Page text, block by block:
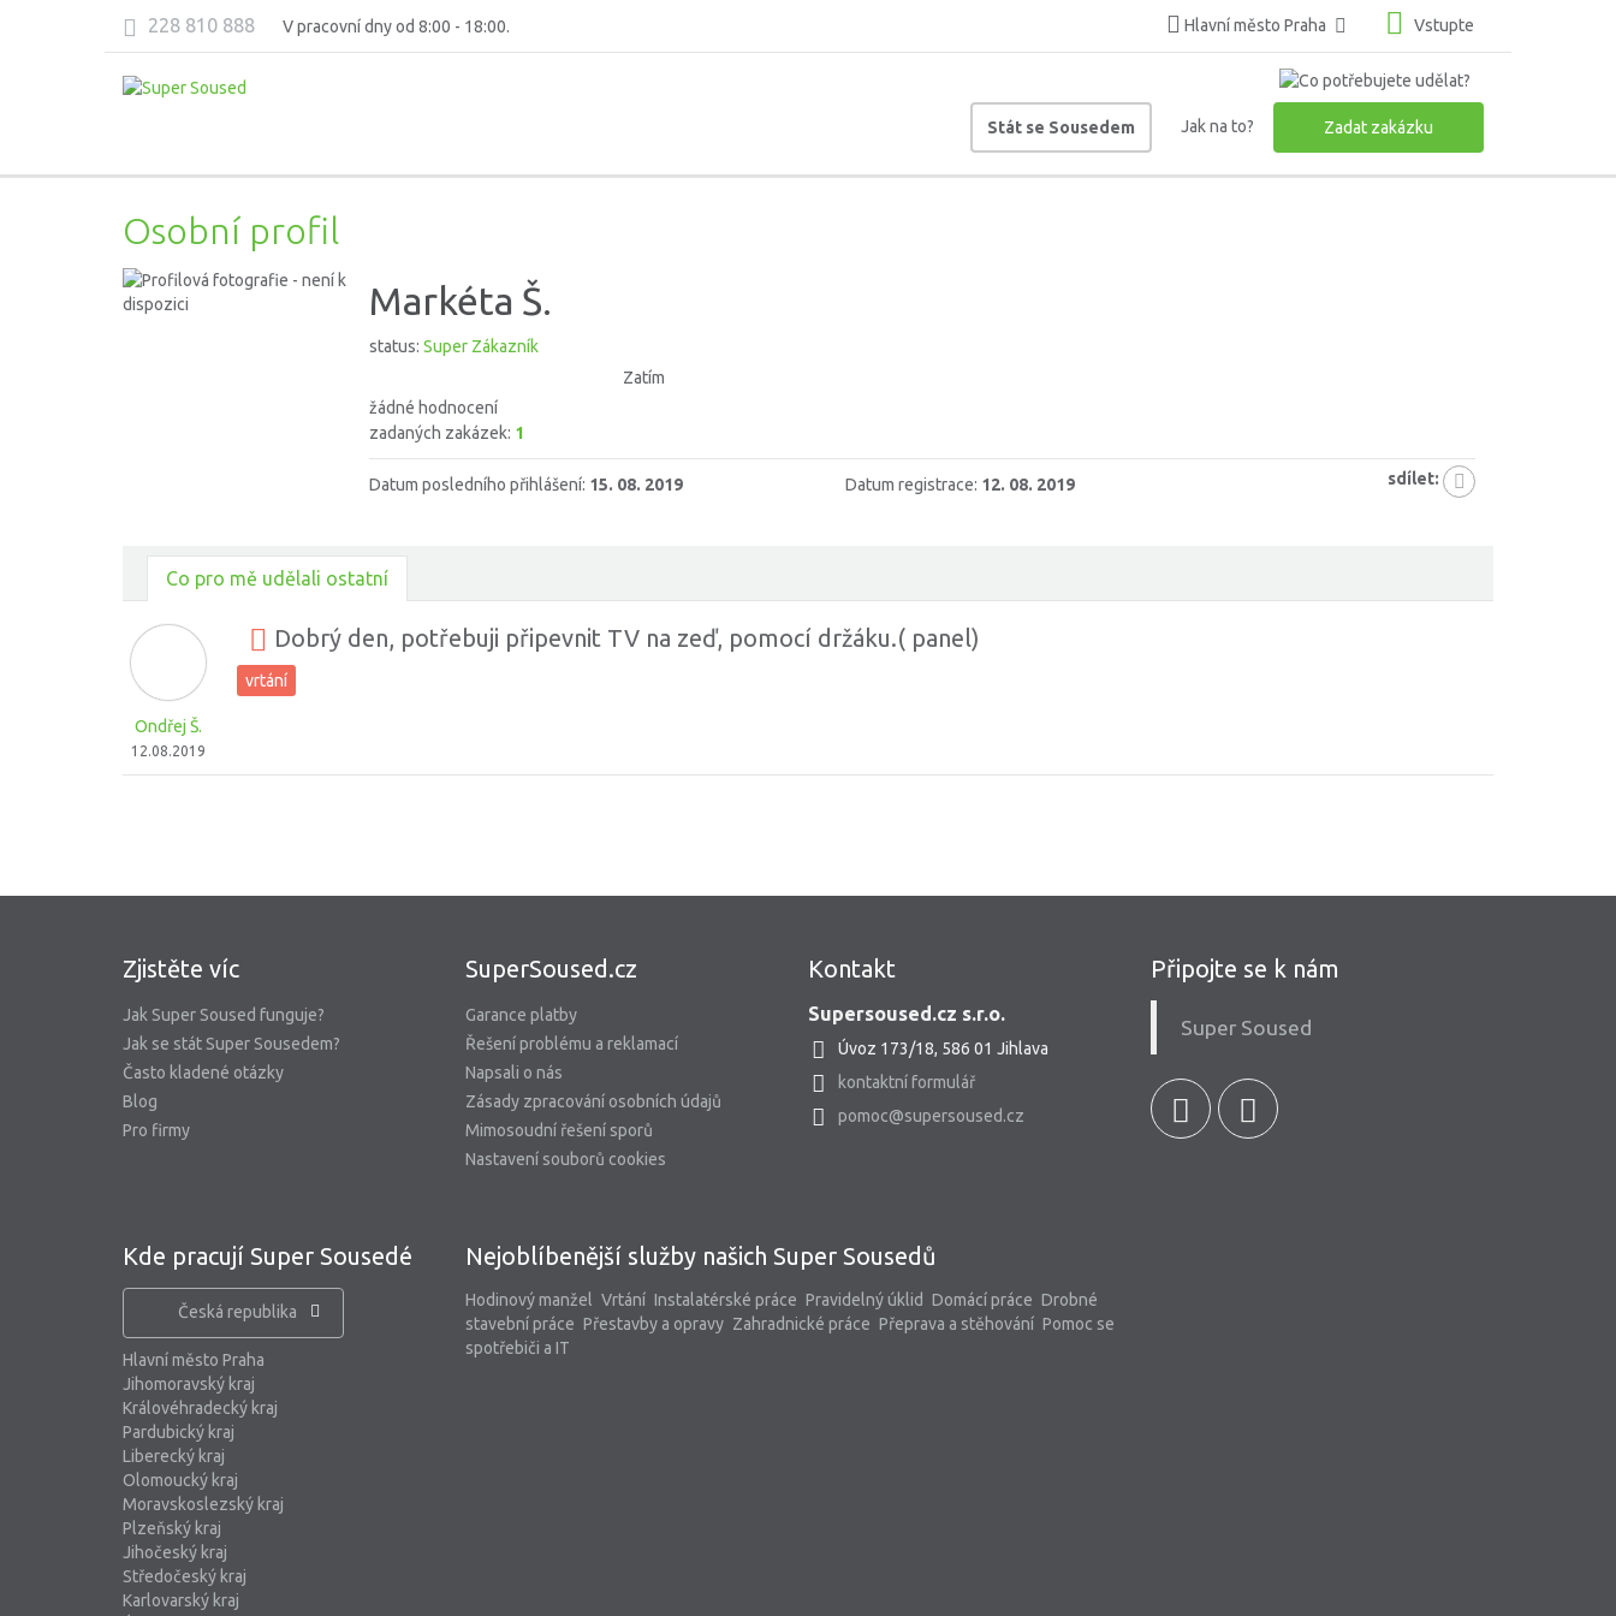
228 810 888 V pracovní dny od 8:00 - 18:00. Hlavní město Praha Vstupte
Stát se Sousedem Jak na to? Zadat zakázku
Osobní profil
Markéta Š.
status: Super Zákazník
Zatím
žádné hodnocení
zadaných zakázek: 1
Datum posledního přihlášení: 15. 08. 2019 Datum registrace: 12. 08. 2019 sdílet:
Co pro mě udělali ostatní
Ondřej Š.
12.08.2019
Dobrý den, potřebuji připevnit TV na zeď, pomocí držáku.( panel)
vrtání
Zjistěte víc
Jak Super Soused funguje?
Jak se stát Super Sousedem?
Často kladené otázky
Blog
Pro firmy
SuperSoused.cz
Garance platby
Řešení problému a reklamací
Napsali o nás
Zásady zpracování osobních údajů
Mimosoudní řešení sporů
Nastavení souborů cookies
Kontakt
Supersoused.cz s.r.o.
Úvoz 173/18, 586 01 Jihlava
kontaktní formulář
pomoc@supersoused.cz
Kde pracují Super Sousedé
Česká republika
Hlavní město Praha
Jihomoravský kraj
Královéhradecký kraj
Pardubický kraj
Liberecký kraj
Olomoucký kraj
Moravskoslezský kraj
Plzeňský kraj
Jihočeský kraj
Středočeský kraj
Karlovarský kraj
Nejoblíbenější služby našich Super Sousedů
Hodinový manžel Vrtání Instalatérské práce Pravidelný úklid Domácí práce Drobné
stavební práce Přestavby a opravy Zahradnické práce Přeprava a stěhování Pomoc se
spotřebiči a IT
Připojte se k nám
Super Soused